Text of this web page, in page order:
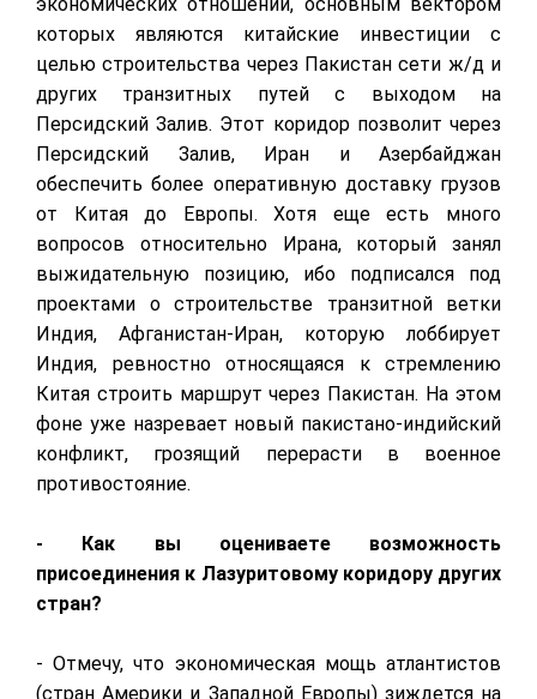
которых являются китайские инвестиции с
целью строительства через Пакистан сети ж/д и
других транзитных путей с выходом на
Персидский Залив. Этот коридор позволит через
Персидский Залив, Иран и Азербайджан
обеспечить более оперативную доставку грузов
от Китая до Европы. Хотя еще есть много
вопросов относительно Ирана, который занял
выжидательную позицию, ибо подписался под
проектами о строительстве транзитной ветки
Индия, Афганистан-Иран, которую лоббирует
Индия, ревностно относящаяся к стремлению
Китая строить маршрут через Пакистан. На этом
фоне уже назревает новый пакистано-индийский
конфликт, грозящий перерасти в военное
противостояние.
- Как вы оцениваете возможность
присоединения к Лазуритовому коридору других
стран?
- Отмечу, что экономическая мощь атлантистов
(стран Америки и Западной Европы) зиждется на